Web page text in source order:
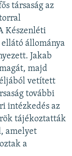
társaság az
Készenléti
állománya
Jakab
majd
vetített
további
intézkedés az
tájékoztatták
amelyet
a